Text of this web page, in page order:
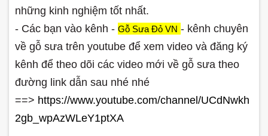
những kinh nghiệm tốt nhất.
- Các bạn vào kênh - Gỗ Sưa Đỏ VN - kênh chuyên
về gỗ sưa trên youtube để xem video và đăng ký
kênh để theo dõi các video mới về gỗ sưa theo
đường link dẫn sau nhé nhé
==> https://www.youtube.com/channel/UCdNwkh
2gb_wpAzWLeY1ptXA